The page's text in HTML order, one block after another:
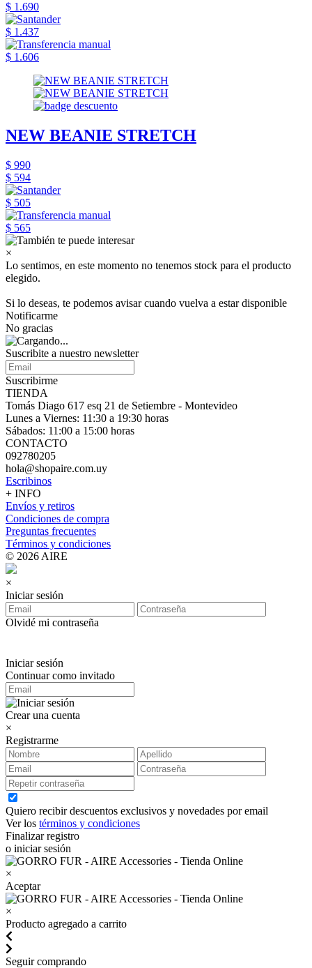
$ 1.690
$ 1.437
$ 1.606
NEW BEANIE STRETCH
$ 990
$ 594
$ 505
$ 565
×
Lo sentimos, en este momento no tenemos stock para el producto
elegido.
Si lo deseas, te podemos avisar cuando vuelva a estar disponible
Notificarme
No gracias
Suscribite a nuestro newsletter
Suscribirme
TIENDA
Tomás Diago 617 esq 21 de Setiembre - Montevideo
Lunes a Viernes: 11:30 a 19:30 horas
Sábados: 11:00 a 15:00 horas
CONTACTO
092780205
hola@shopaire.com.uy
Escribinos
+ INFO
Envíos y retiros
Condiciones de compra
Preguntas frecuentes
Términos y condiciones
© 2026 AIRE
×
Iniciar sesión
Olvidé mi contraseña
Iniciar sesión
Continuar como invitado
Crear una cuenta
×
Registrarme
Quiero recibir descuentos exclusivos y novedades por email
Ver los términos y condiciones
Finalizar registro
o iniciar sesión
×
Aceptar
×
Producto agregado a carrito
Seguir comprando